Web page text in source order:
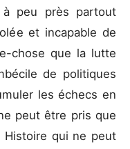
à peu près partout
et incapable de
chose que la lutte
de politiques
les échecs en
peut être pris que
Histoire qui ne peut